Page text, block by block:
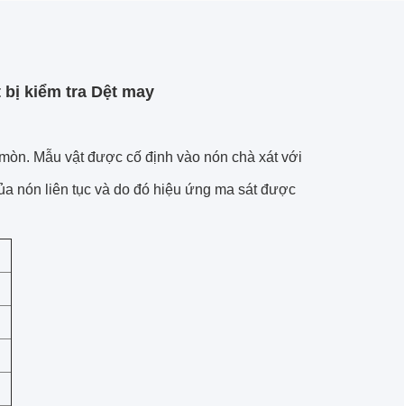
kiểm tra Dệt may
Mẫu vật được cố định vào nón chà xát với
nón liên tục và do đó hiệu ứng ma sát được